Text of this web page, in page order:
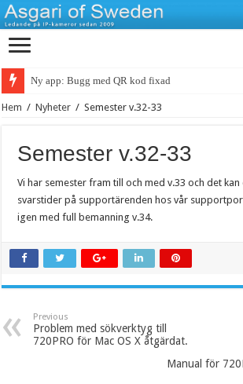
Ny app: Bugg med QR kod fixad
Hem / Nyheter / Semester v.32-33
Semester v.32-33
Vi har semester fram till och med v.33 och det
svarstider på supportärenden hos vår
igen med full bemanning v.34.
Previous
Problem med sökverktyg till
720PRO för Mac OS X åtgärdat.
Manual för